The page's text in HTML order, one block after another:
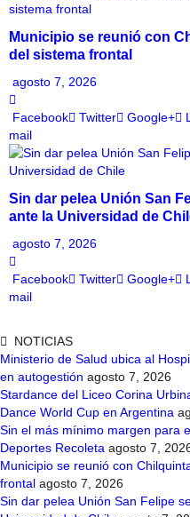
Municipio se reunió con
del sistema frontal
agosto 7, 2026
Facebook Twitter Google+
mail
Sin dar pelea Unión San
ante la Universidad de
agosto 7, 2026
Facebook Twitter Google+
mail
NOTICIAS
Ministerio de Salud ubica al
en autogestión agosto 7, 2026
Stardance del Liceo Corina
Dance World Cup en Argentina
Sin el más mínimo margen para
Deportes Recoleta agosto 7,
Municipio se reunió con
frontal agosto 7, 2026
Sin dar pelea Unión San Felipe